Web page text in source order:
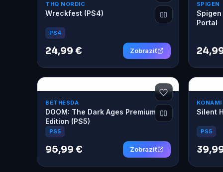
THQ NORDIC
Wreckfest (PS4)
PS4
24,99 € Zobraziť
SPIGEN
Spigen
Portal
BETHESDA
DOOM: The Dark Ages Premium
Edition (PS5)
PS5
95,99 € Zobraziť
KONAMI
Silent
PS5